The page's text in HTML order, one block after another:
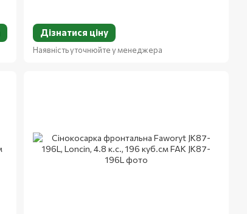
Дізнатися ціну
Наявність уточнюйте у менеджера